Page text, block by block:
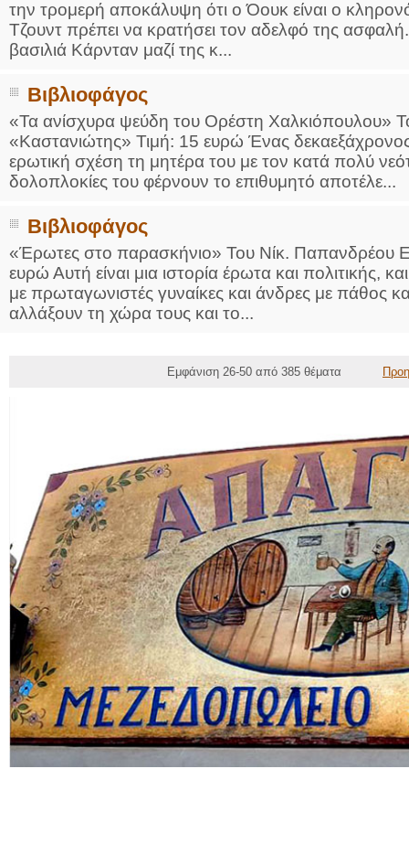
την τρομερή αποκάλυψη ότι ο Όουκ είναι ο
Τζουντ πρέπει να κρατήσει τον αδελφό της ασφαλή.
βασιλιά Κάρνταν μαζί της κ...
Βιβλιοφάγος
«Τα ανίσχυρα ψεύδη του Ορέστη Χαλκιόπουλου»
«Καστανιώτης» Τιμή: 15 ευρώ Ένας δεκαεξάχρονος
ερωτική σχέση τη μητέρα του με τον κατά πολύ
δολοπλοκίες του φέρνουν το επιθυμητό αποτέλε...
Βιβλιοφάγος
«Έρωτες στο παρασκήνιο» Του Νίκ. Παπανδρέου
ευρώ Αυτή είναι μια ιστορία έρωτα και πολιτικής,
με πρωταγωνιστές γυναίκες και άνδρες με πάθος
αλλάξουν τη χώρα τους και το...
Εμφάνιση 26-50 από 385 θέματα